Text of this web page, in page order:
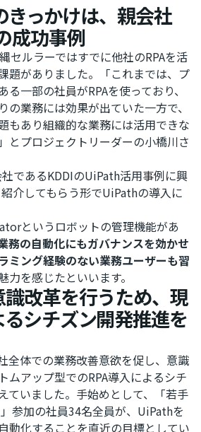
っかけは、親会社
成功事例
セルラーではすでに他社のRPAを活
題がありました。「これまでは、プ
る一部の社員がRPAを使っており、
の業務には効果が出ていた一方で、
もあり組織的な業務には活用できな
とプロジェクトリーダーの小橋川さ
であるKDDIのUiPath活用事例に興
介してもらう形でUiPathの導入に
というロボットの管理機能があ
務の自動化にもガバナンスを効かせ
ミング経験のない業務ユーザーも習
力を感じたといいます。
改革を行うため、現
シチズン開発推進を
全体での業務改善意欲を促し、意識
ムアップ型でのRPA導入によるシチ
ていました。手始めとして、「若手
参加の社員34名全員が、UiPathを
動化することを直近の目標としてい